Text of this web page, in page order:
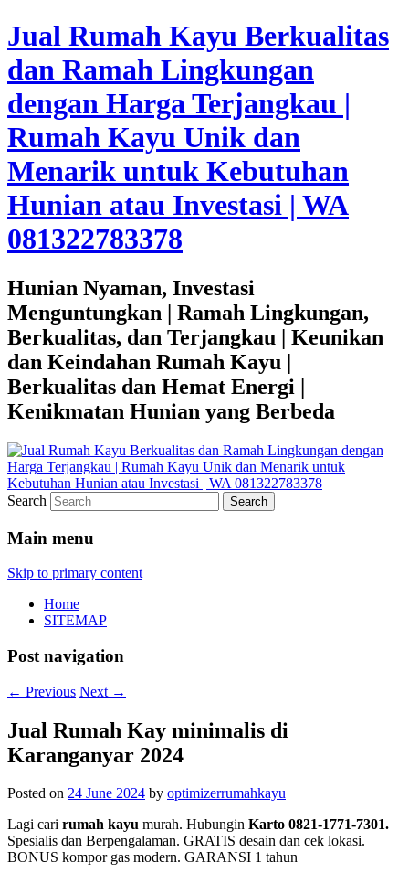
Jual Rumah Kayu Berkualitas
dan Ramah Lingkungan
dengan Harga Terjangkau |
Rumah Kayu Unik dan
Menarik untuk Kebutuhan
Hunian atau Investasi | WA
081322783378
Hunian Nyaman, Investasi
Menguntungkan | Ramah Lingkungan,
Berkualitas, dan Terjangkau | Keunikan
dan Keindahan Rumah Kayu |
Berkualitas dan Hemat Energi |
Kenikmatan Hunian yang Berbeda
Search
Main menu
Skip to primary content
Home
SITEMAP
Post navigation
← Previous Next →
Jual Rumah Kay minimalis di
Karanganyar 2024
Posted on 24 June 2024 by optimizerrumahkayu
Lagi cari rumah kayu murah. Hubungin Karto 0821-1771-7301.
Spesialis dan Berpengalaman. GRATIS desain dan cek lokasi.
BONUS kompor gas modern. GARANSI 1 tahun